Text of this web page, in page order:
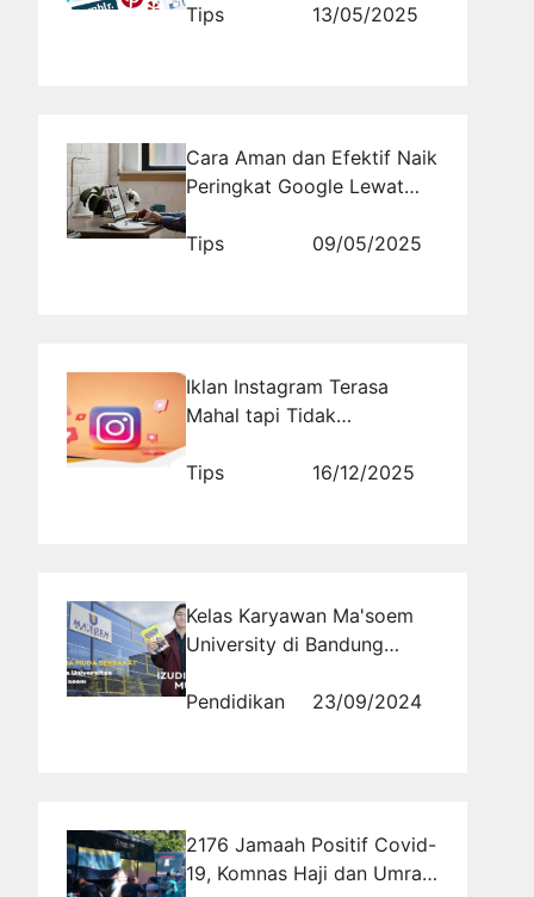
Tips
13/05/2025
Cara Aman dan Efektif Naik
Peringkat Google Lewat
Tips
09/05/2025
Iklan Instagram Terasa
Mahal tapi Tidak
Instan Efektif Jadi Kunci
Tips 16/12/2025
Kelas Karyawan Ma'soem
University di Bandung
Mendukung Karir Sukses
Pendidikan 23/09/2024
2176 Jamaah Positif Covid-
19, Komnas Haji dan Umrah